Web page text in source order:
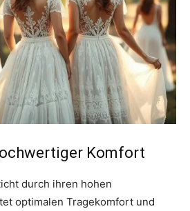
Komfort
durch ihren hohen
optimalen Tragekomfort und